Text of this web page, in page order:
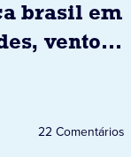
brasil em
ventos
22 Comentários